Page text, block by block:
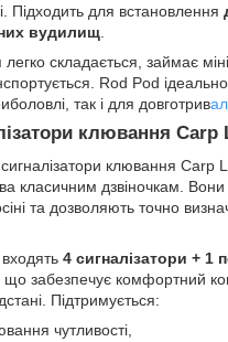
Підходить для встановлення
вудилищ
легко складається, займає
Rod Pod
так і для довготрив
клювання Carp
сигналізатори клювання
класичним дзвіночкам.
та дозволяють точно
4 сигналізатори + 1
що забезпечує комфортний
Підтримується:
чутливості,